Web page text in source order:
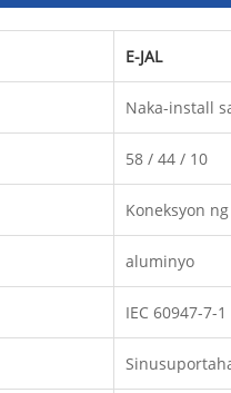
E-JAL
Naka-install
58 / 44 / 10
Koneksyon
aluminyo
IEC 60947-7-1